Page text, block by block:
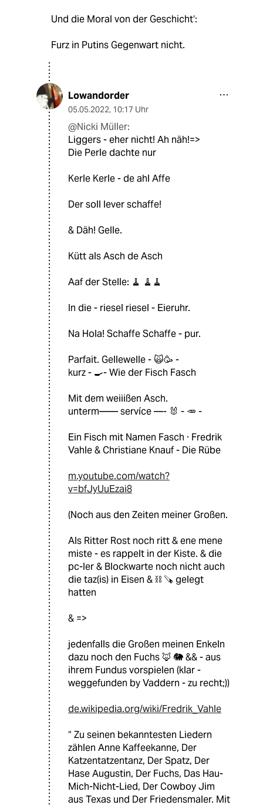
Und die Moral von der Geschicht‘:
Furz in Putins Gegenwart nicht.
Lowandorder
05.05.2022, 10:17 Uhr
@Nicki Müller:
Liggers - eher nicht! Ah näh!=>
Die Perle dachte nur
Kerle Kerle - de ahl Affe
Der soll lever schaffe!
& Däh! Gelle.
Kütt als Asch de Asch
Aaf der Stelle: 🧹 🧹🧹
In die - riesel riesel - Eieruhr.
Na Hola! Schaffe Schaffe - pur.
Parfait. Gellewelle - 🙀🥳 -
kurz - 🍳- Wie der Fisch Fasch
Mit dem weiiißen Asch.
unterm—— servíce —- 🐰 - 🥕 -
Ein Fisch mit Namen Fasch · Fredrik
Vahle & Christiane Knauf - Die Rübe
m.youtube.com/watch?
v=bfJyUuEzai8
(Noch aus den Zeiten meiner Großen.
Als Ritter Rost noch ritt & ene mene
miste - es rappelt in der Kiste. & die
pc-ler & Blockwarte noch nicht auch
die taz(is) in Eisen & ⛓ 🪚 gelegt
hatten
& =>
jedenfalls die Großen meinen Enkeln
dazu noch den Fuchs 🦊 🐘 && - aus
ihrem Fundus vorspielen (klar -
weggefunden by Vaddern - zu recht;))
de.wikipedia.org/wiki/Fredrik_Vahle
“ Zu seinen bekanntesten Liedern
zählen Anne Kaffeekanne, Der
Katzentatzentanz, Der Spatz, Der
Hase Augustin, Der Fuchs, Das Hau-
Mich-Nicht-Lied, Der Cowboy Jim
aus Texas und Der Friedensmaler. Mit